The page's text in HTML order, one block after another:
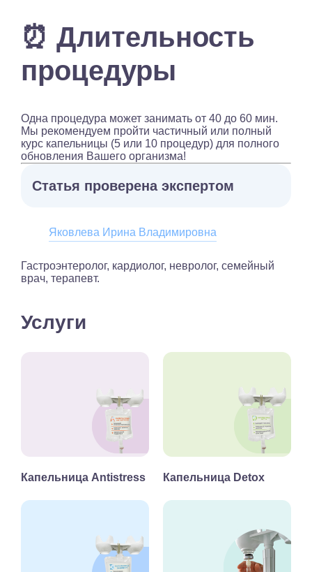
⏰ Длительность
процедуры
Одна процедура может занимать от 40 до 60 мин.
Мы рекомендуем пройти частичный или полный
курс капельницы (5 или 10 процедур) для полного
обновления Вашего организма!
Статья проверена экспертом
Яковлева Ирина Владимировна
Гастроэнтеролог, кардиолог, невролог, семейный
врач, терапевт.
Услуги
Капельница Antistress Капельница Detox